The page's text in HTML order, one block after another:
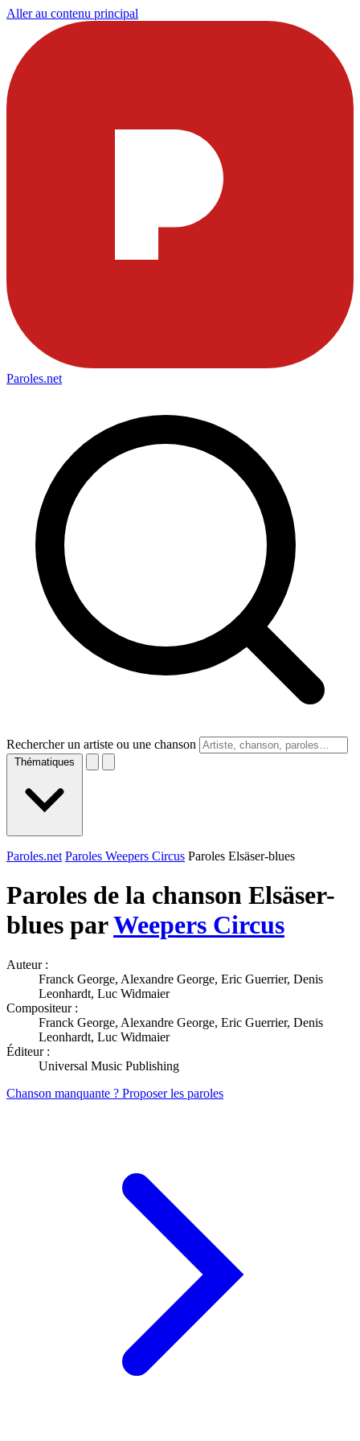
Aller au contenu principal
Paroles.net
Rechercher un artiste ou une chanson
Thématiques
Paroles.net Paroles Weepers Circus Paroles Elsäser-blues
Paroles de la chanson Elsäser-
blues parWeepers Circus
Auteur :
Franck George, Alexandre George, Eric Guerrier, Denis
Leonhardt, Luc Widmaier
Compositeur :
Franck George, Alexandre George, Eric Guerrier, Denis
Leonhardt, Luc Widmaier
Éditeur :
Universal Music Publishing
Chanson manquante ? Proposer les paroles